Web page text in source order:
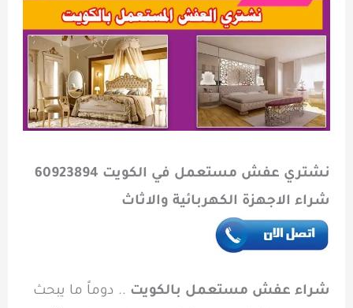
نشتري عفش مستعمل في الكويت 60923894
شراء الاجهزة الكهربائية والاثاث
شراء عفش مستعمل بالكويت .. دوماً ما يبحث